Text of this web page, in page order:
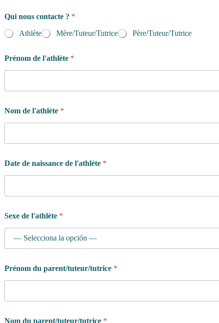
Qui nous contacte ? *
Athlète
Mère/Tuteur/Tutrice Père/Tuteur/Tutrice
Prénom de l'athlète *
Nom de l'athlète *
Date de naissance de l'athlète *
Sexe de l'athlète *
e
t
p
Prénom du parent/tuteur/tutrice *
Nom du parent/tuteur/tutrice *